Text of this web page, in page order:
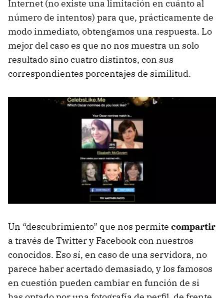
Internet (no existe una limitación en cuánto al
número de intentos) para que, prácticamente de
modo inmediato, obtengamos una respuesta. Lo
mejor del caso es que no nos muestra un solo
resultado sino cuatro distintos, con sus
correspondientes porcentajes de similitud.
Un “descubrimiento” que nos permite compartir
a través de Twitter y Facebook con nuestros
conocidos. Eso sí, en caso de una servidora, no
parece haber acertado demasiado, y los famosos
en cuestión pueden cambiar en función de si